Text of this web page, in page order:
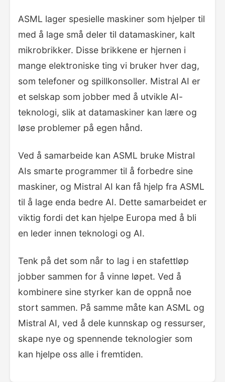
ASML lager spesielle maskiner som hjelper til
med å lage små deler til datamaskiner, kalt
mikrobrikker. Disse brikkene er hjernen i
mange elektroniske ting vi bruker hver dag,
som telefoner og spillkonsoller. Mistral AI er
et selskap som jobber med å utvikle AI-
teknologi, slik at datamaskiner kan lære og
løse problemer på egen hånd.
Ved å samarbeide kan ASML bruke Mistral
AIs smarte programmer til å forbedre sine
maskiner, og Mistral AI kan få hjelp fra ASML
til å lage enda bedre AI. Dette samarbeidet er
viktig fordi det kan hjelpe Europa med å bli
en leder innen teknologi og AI.
Tenk på det som når to lag i en stafettløp
jobber sammen for å vinne løpet. Ved å
kombinere sine styrker kan de oppnå noe
stort sammen. På samme måte kan ASML og
Mistral AI, ved å dele kunnskap og ressurser,
skape nye og spennende teknologier som
kan hjelpe oss alle i fremtiden.